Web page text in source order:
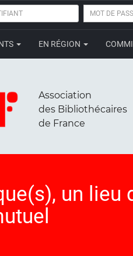
MOT
PASSE
EN RÉGION
Association
des Bibliothécaires
de France
un lieu